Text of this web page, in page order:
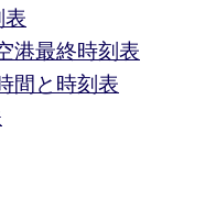
表
港最終時刻表
間と時刻表